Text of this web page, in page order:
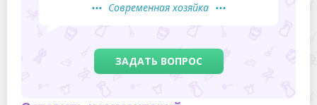
Современная хозяйка
ЗАДАТЬ ВОПРОС